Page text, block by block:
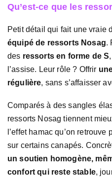
Qu’est-ce que les
Petit détail qui fait une vraie
équipé de ressorts Nosag.
des ressorts en forme de S
l’assise. Leur rôle ? Offrir
régulière, sans s’affaisser
Comparés à des sangles
ressorts Nosag tiennent
l’effet hamac qu’on
sur certains canapés.
un soutien homogène,
confort qui reste stable,